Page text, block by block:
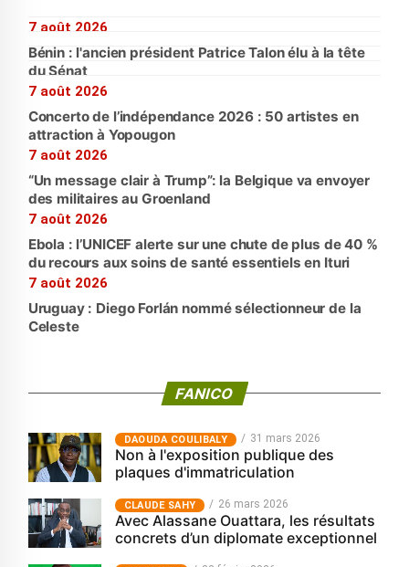
7 août 2026
Bénin : l'ancien président Patrice Talon élu à la tête
du Sénat
7 août 2026
Concerto de l’indépendance 2026 : 50 artistes en
attraction à Yopougon
7 août 2026
“Un message clair à Trump”: la Belgique va envoyer
des militaires au Groenland
7 août 2026
Ebola : l’UNICEF alerte sur une chute de plus de 40 %
du recours aux soins de santé essentiels en Ituri
7 août 2026
Uruguay : Diego Forlán nommé sélectionneur de la
Celeste
FANICO
‎DAOUDA COULIBALY 31 mars 2026
Non à l'exposition publique des
plaques d'immatriculation
CLAUDE SAHY 26 mars 2026
Avec Alassane Ouattara, les résultats
concrets d’un diplomate exceptionnel